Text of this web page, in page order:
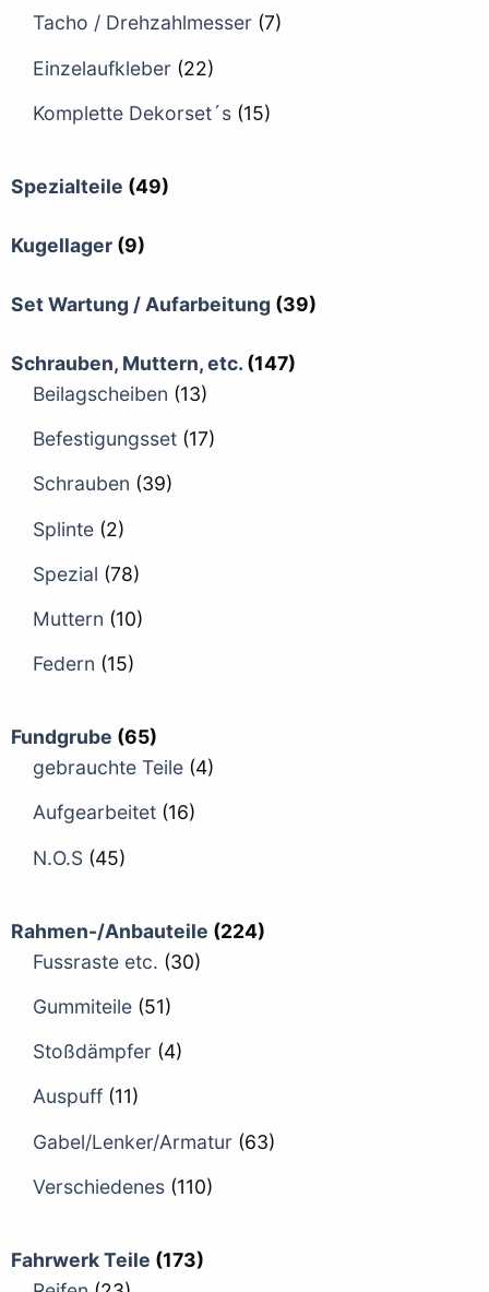
Tacho / Drehzahlmesser (7)
Einzelaufkleber (22)
Komplette Dekorset´s (15)
Spezialteile (49)
Kugellager (9)
Set Wartung / Aufarbeitung (39)
Schrauben, Muttern, etc. (147)
Beilagscheiben (13)
Befestigungsset (17)
Schrauben (39)
Splinte (2)
Spezial (78)
Muttern (10)
Federn (15)
Fundgrube (65)
gebrauchte Teile (4)
Aufgearbeitet (16)
N.O.S (45)
Rahmen-/Anbauteile (224)
Fussraste etc. (30)
Gummiteile (51)
Stoßdämpfer (4)
Auspuff (11)
Gabel/Lenker/Armatur (63)
Verschiedenes (110)
Fahrwerk Teile (173)